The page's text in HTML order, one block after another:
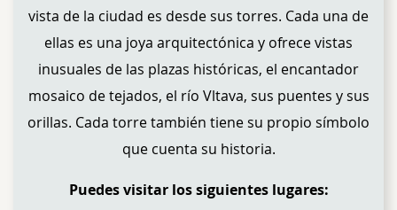
vista de la ciudad es desde sus torres. Cada una de
ellas es una joya arquitectónica y ofrece vistas
inusuales de las plazas históricas, el encantador
mosaico de tejados, el río Vltava, sus puentes y sus
orillas. Cada torre también tiene su propio símbolo
que cuenta su historia.
Puedes visitar los siguientes lugares: